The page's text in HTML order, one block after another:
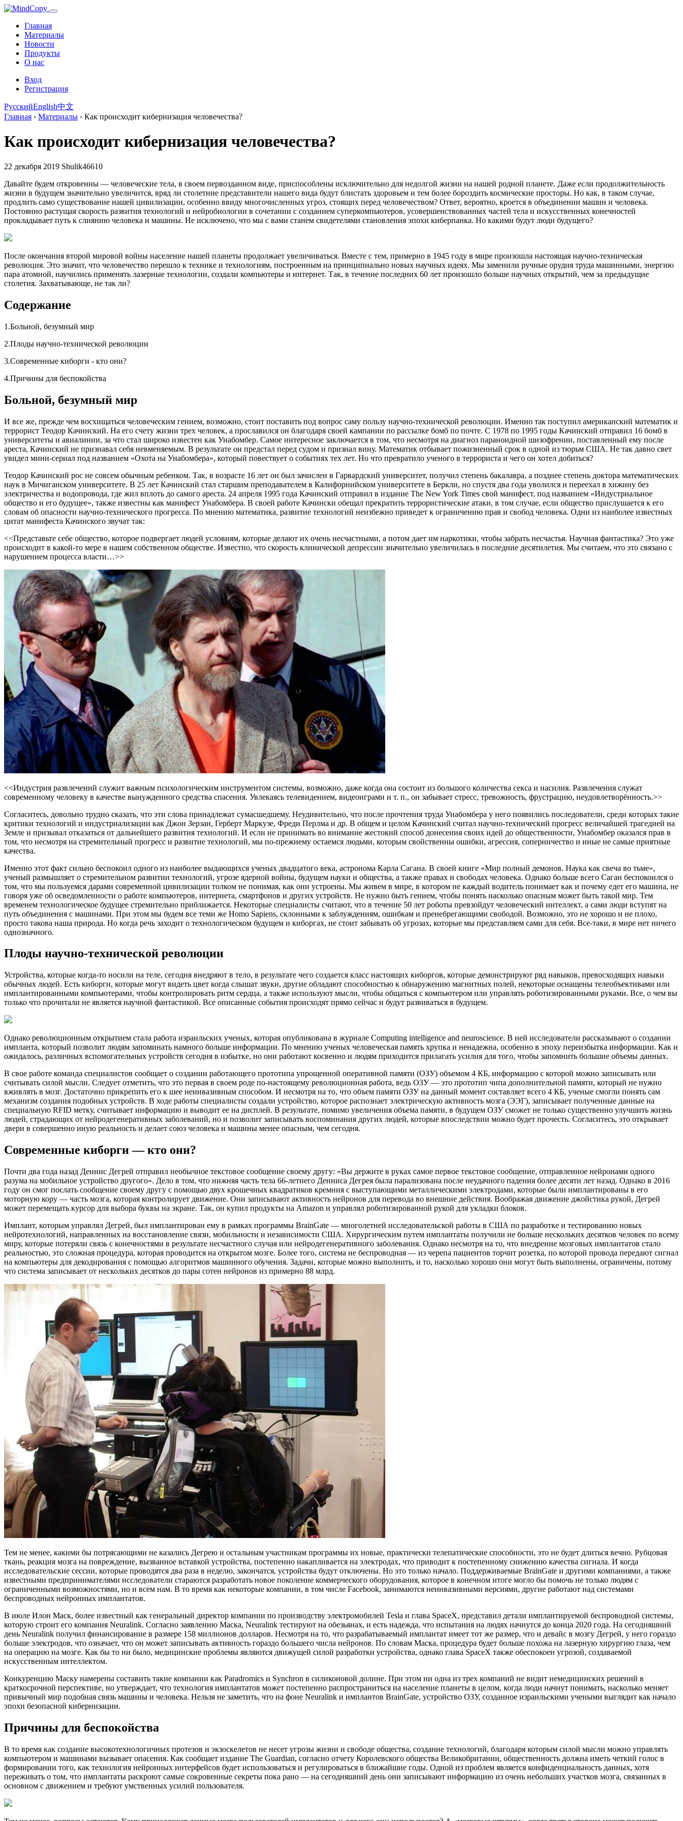
Главная
Материалы
Новости
Продукты
О нас
Вход
Регистрация
РусскийEnglish中文
Главная › Материалы › Как происходит кибернизация человечества?
Как происходит кибернизация человечества?
22 декабря 2019 Shulik46610
Давайте будем откровенны — человеческие тела, в своем первозданном виде, приспособлены исключительно для недолгой жизни на нашей родной планете. Даже если продолжительность
жизни в будущем значительно увеличится, вряд ли столетние представители нашего вида будут блистать здоровьем и тем более бороздить космические просторы. Но как, в таком случае,
продлить само существование нашей цивилизации, особенно ввиду многочисленных угроз, стоящих перед человечеством? Ответ, вероятно, кроется в объединении машин и человека.
Постоянно растущая скорость развития технологий и нейробиологии в сочетании с созданием суперкомпьютеров, усовершенствованных частей тела и искусственных конечностей
прокладывает путь к слиянию человека и машины. Не исключено, что мы с вами станем свидетелями становления эпохи киберпанка. Но какими будут люди будущего?
После окончания второй мировой войны население нашей планеты продолжает увеличиваться. Вместе с тем, примерно в 1945 году в мире произошла настоящая научно-техническая
революция. Это значит, что человечество перешло к технике и технологиям, построенным на принципиально новых научных идеях. Мы заменили ручные орудия труда машинными, энергию
пара атомной, научились применять лазерные технологии, создали компьютеры и интернет. Так, в течение последних 60 лет произошло больше научных открытий, чем за предыдущие
столетия. Захватывающе, не так ли?
Содержание
1.Больной, безумный мир
2.Плоды научно-технической революции
3.Современные киборги - кто они?
4.Причины для беспокойства
Больной, безумный мир
И все же, прежде чем восхищаться человеческим гением, возможно, стоит поставить под вопрос саму пользу научно-технической революции. Именно так поступил американский математик и
террорист Теодор Качинский. На его счету жизни трех человек, а прославился он благодаря своей кампании по рассылке бомб по почте. С 1978 по 1995 годы Качинский отправил 16 бомб в
университеты и авиалинии, за что стал широко известен как Унабомбер. Самое интересное заключается в том, что несмотря на диагноз параноидной шизофрении, поставленный ему после
ареста, Качинский не признавал себя невменяемым. В результате он предстал перед судом и признал вину. Математик отбывает пожизненный срок в одной из тюрьм США. Не так давно свет
увидел мини-сериал под названием «Охота на Унабомбера», который повествует о событиях тех лет. Но что превратило ученого в террориста и чего он хотел добиться?
Теодор Качинский рос не совсем обычным ребенком. Так, в возрасте 16 лет он был зачислен в Гарвардский университет, получил степень бакалавра, а позднее степень доктора математических
наук в Мичиганском университете. В 25 лет Качинский стал старшим преподавателем в Калифорнийском университете в Беркли, но спустя два года уволился и переехал в хижину без
электричества и водопровода, где жил вплоть до самого ареста. 24 апреля 1995 года Качинский отправил в издание The New York Times свой манифест, под названием «Индустриальное
общество и его будущее», также известны как манифест Унабомбера. В своей работе Качински обещал прекратить террористические атаки, в том случае, если общество прислушается к его
словам об опасности научно-технического прогресса. По мнению математика, развитие технологий неизбежно приведет к ограничению прав и свобод человека. Одни из наиболее известных
цитат манифеста Качинского звучат так:
<<Представьте себе общество, которое подвергает людей условиям, которые делают их очень несчастными, а потом дает им наркотики, чтобы забрать несчастья. Научная фантастика? Это уже
происходит в какой-то мере в нашем собственном обществе. Известно, что скорость клинической депрессии значительно увеличилась в последние десятилетия. Мы считаем, что это связано с
нарушением процесса власти…>>
<<Индустрия развлечений служит важным психологическим инструментом системы, возможно, даже когда она состоит из большого количества секса и насилия. Развлечения служат
современному человеку в качестве вынужденного средства спасения. Увлекаясь телевидением, видеоиграми и т. п., он забывает стресс, тревожность, фрустрацию, неудовлетворённость.>>
Согласитесь, довольно трудно сказать, что эти слова принадлежат сумасшедшему. Неудивительно, что после прочтения труда Унабомбера у него появились последователи, среди которых такие
критики технологий и индустриализации как Джон Зерзан, Герберт Маркузе, Фреди Перлма и др. В общем и целом Качинский считал научно-технический прогресс величайшей трагедией на
Земле и призывал отказаться от дальнейшего развития технологий. И если не принимать во внимание жестокий способ донесения своих идей до общественности, Унабомбер оказался прав в
том, что несмотря на стремительный прогресс и развитие технологий, мы по-прежнему остаемся людьми, которым свойственны ошибки, агрессия, соперничество и иные не самые приятные
качества.
Именно этот факт сильно беспокоил одного из наиболее выдающихся ученых двадцатого века, астронома Карла Сагана. В своей книге «Мир полный демонов. Наука как свеча во тьме»,
ученый размышляет о стремительном развитии технологий, угрозе ядерной войны, будущем науки и общества, а также правах и свободах человека. Однако больше всего Саган беспокоился о
том, что мы пользуемся дарами современной цивилизации толком не понимая, как они устроены. Мы живем в мире, в котором не каждый водитель понимает как и почему едет его машина, не
говоря уже об осведомленности о работе компьютеров, интернета, смартфонов и других устройств. Не нужно быть гением, чтобы понять насколько опасным может быть такой мир. Тем
временем технологическое будущее стремительно приближается. Некоторые специалисты считают, что в течение 50 лет роботы превзойдут человеческий интеллект, а сами люди вступят на
путь объединения с машинами. При этом мы будем все теми же Homo Sapiens, склонными к заблуждениям, ошибкам и пренебрегающими свободой. Возможно, это не хорошо и не плохо,
просто такова наша природа. Но когда речь заходит о технологическом будущем и киборгах, не стоит забывать об угрозах, которые мы представляем сами для себя. Все-таки, в мире нет ничего
однозначного.
Плоды научно-технической революции
Устройства, которые когда-то носили на теле, сегодня внедряют в тело, в результате чего создается класс настоящих киборгов, которые демонстрируют ряд навыков, превосходящих навыки
обычных людей. Есть киборги, которые могут видеть цвет когда слышат звуки, другие обладают способностью к обнаружению магнитных полей, некоторые оснащены телеобъективами или
имплантированными компьютерами, чтобы контролировать ритм сердца, а также используют мысли, чтобы общаться с компьютером или управлять роботизированными руками. Все, о чем вы
только что прочитали не является научной фантастикой. Все описанные события происходят прямо сейчас и будут развиваться в будущем.
Однако революционным открытием стала работа израильских ученых, которая опубликована в журнале Computing intelligence and neuroscience. В ней исследователи рассказывают о создании
импланта, который позволит людям запоминать намного больше информации. По мнению ученых человеческая память хрупка и ненадежна, особенно в эпоху переизбытка информации. Как и
ожидалось, различных вспомогательных устройств сегодня в избытке, но они работают косвенно и людям приходится прилагать усилия для того, чтобы запомнить большие объемы данных.
В свое работе команда специалистов сообщает о создании работающего прототипа упрощенной оперативной памяти (ОЗУ) объемом 4 КБ, информацию с которой можно записывать или
считывать силой мысли. Следует отметить, что это первая в своем роде по-настоящему революционная работа, ведь ОЗУ — это прототип чипа дополнительной памяти, который не нужно
вживлять в мозг. Достаточно прикрепить его к шее неинвазивным способом. И несмотря на то, что объем памяти ОЗУ на данный момент составляет всего 4 КБ, ученые смогли понять сам
механизм создания подобных устройств. В ходе работы специалисты создали устройство, которое распознает электрическую активность мозга (ЭЭГ), записывает полученные данные на
специальную RFID метку, считывает информацию и выводит ее на дисплей. В результате, помимо увеличения объема памяти, в будущем ОЗУ сможет не только существенно улучшить жизнь
людей, страдающих от нейродегенеративных заболеваний, но и позволит записывать воспоминания других людей, которые впоследствии можно будет прочесть. Согласитесь, это открывает
двери в совершенно иную реальность и делает союз человека и машины менее опасным, чем сегодня.
Современные киборги — кто они?
Почти два года назад Деннис Дегрей отправил необычное текстовое сообщение своему другу: «Вы держите в руках самое первое текстовое сообщение, отправленное нейронами одного
разума на мобильное устройство другого». Дело в том, что нижняя часть тела 66-летнего Денниса Дегрея была парализована после неудачного падения более десяти лет назад. Однако в 2016
году он смог послать сообщение своему другу с помощью двух крошечных квадратиков кремния с выступающими металлическими электродами, которые были имплантированы в его
моторную кору — часть мозга, которая контролирует движение. Они записывают активность нейронов для перевода во внешние действия. Воображая движение джойстика рукой, Дегрей
может перемещать курсор для выбора буквы на экране. Так, он купил продукты на Amazon и управлял роботизированной рукой для укладки блоков.
Имплант, которым управлял Дегрей, был имплантирован ему в рамках программы BrainGate — многолетней исследовательской работы в США по разработке и тестированию новых
нейротехнологий, направленных на восстановление связи, мобильности и независимости США. Хирургическим путем имплантаты получили не больше нескольких десятков человек по всему
миру, которые потеряли связь с конечностями в результате несчастного случая или нейродегенеративного заболевания. Однако несмотря на то, что внедрение мозговых имплантатов стало
реальностью, это сложная процедура, которая проводится на открытом мозге. Более того, система не беспроводная — из черепа пациентов торчит розетка, по которой провода передают сигнал
на компьютеры для декодирования с помощью алгоритмов машинного обучения. Задачи, которые можно выполнить, и то, насколько хорошо они могут быть выполнены, ограничены, потому
что система записывает от нескольких десятков до пары сотен нейронов из примерно 88 млрд.
Тем не менее, какими бы потрясающими не казались Дегрею и остальным участникам программы их новые, практически телепатические способности, это не будет длиться вечно. Рубцовая
ткань, реакция мозга на повреждение, вызванное вставкой устройства, постепенно накапливается на электродах, что приводит к постепенному снижению качества сигнала. И когда
исследовательские сессии, которые проводятся два раза в неделю, закончатся, устройства будут отключены. Но это только начало. Поддерживаемые BrainGate и другими компаниями, а также
известными предпринимателями исследователи стараются разработать новое поколение коммерческого оборудования, которое в конечном итоге могло бы помочь не только людям с
ограниченными возможностями, но и всем нам. В то время как некоторые компании, в том числе Facebook, занимаются неинвазивными версиями, другие работают над системами
беспроводных нейронных имплантатов.
В июле Илон Маск, более известный как генеральный директор компании по производству электромобилей Tesla и глава SpaceX, представил детали имплантируемой беспроводной системы,
которую строит его компания Neuralink. Согласно заявлению Маска, Neuralink тестируют на обезьянах, и есть надежда, что испытания на людях начнутся до конца 2020 года. На сегодняшний
день Neuralink получил финансирование в размере 158 миллионов долларов. Несмотря на то, что разрабатываемый имплантат имеет тот же размер, что и девайс в мозгу Дегрей, у него гораздо
больше электродов, что означает, что он может записывать активность гораздо большего числа нейронов. По словам Маска, процедура будет больше похожа на лазерную хирургию глаза, чем
на операцию на мозге. Как бы то ни было, медицинские проблемы являются движущей силой разработки устройства, однако глава SpaceX также обеспокоен угрозой, создаваемой
искусственным интеллектом.
Конкуренцию Маску намерены составить такие компании как Paradromics и Synchron в силиконовой долине. При этом ни одна из трех компаний не видит немедицинских решений в
краткосрочной перспективе, но утверждает, что технология имплантатов может постепенно распространиться на население планеты в целом, когда люди начнут понимать, насколько меняет
привычный мир подобная связь машины и человека. Нельзя не заметить, что на фоне Neuralink и имплантов BrainGate, устройство ОЗУ, созданное израильскими учеными выглядит как начало
эпохи безопасной кибернизации.
Причины для беспокойства
В то время как создание высокотехнологичных протезов и экзоскелетов не несет угрозы жизни и свободе общества, создание технологий, благодаря которым силой мысли можно управлять
компьютером и машинами вызывает опасения. Как сообщает издание The Guardian, согласно отчету Королевского общества Великобритании, общественность должна иметь четкий голос в
формировании того, как технология нейронных интерфейсов будет использоваться и регулироваться в ближайшие годы. Одной из проблем является конфиденциальность данных, хотя
переживать о том, что имплантаты раскроют самые сокровенные секреты пока рано — на сегодняшний день они записывают информацию из очень небольших участков мозга, связанных в
основном с движением и требуют умственных усилий пользователя.